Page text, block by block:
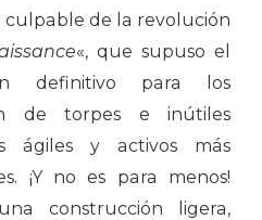
culpable de la revolución
«, que supuso el
definitivo para los
de torpes e inútiles
ágiles y activos más
¡Y no es para menos!
construcción ligera,